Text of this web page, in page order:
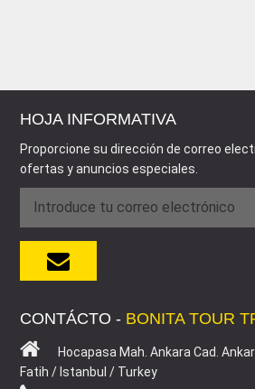
HOJA INFORMATIVA
Proporcione su dirección de correo
ofertas y anuncios especiales.
CONTÁCTO - BONITA TOUR
Hocapasa Mah. Ankara Cad.
Fatih / Istanbul / Turkey